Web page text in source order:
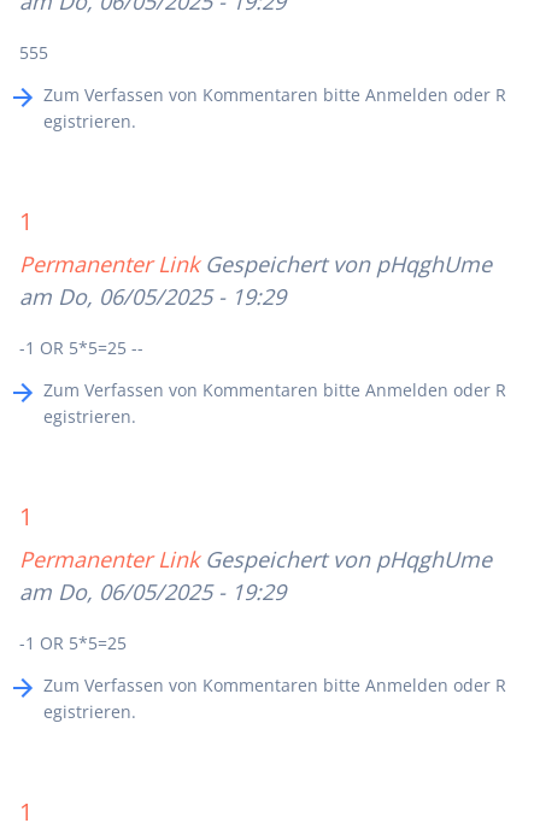
555
Zum Verfassen von Kommentaren bitte Anmelden oder R
egistrieren.
1
Permanenter Link Gespeichert von pHqghUme
am Do, 06/05/2025 - 19:29
-1 OR 5*5=25 --
Zum Verfassen von Kommentaren bitte Anmelden oder R
egistrieren.
1
Permanenter Link Gespeichert von pHqghUme
am Do, 06/05/2025 - 19:29
-1 OR 5*5=25
Zum Verfassen von Kommentaren bitte Anmelden oder R
egistrieren.
1